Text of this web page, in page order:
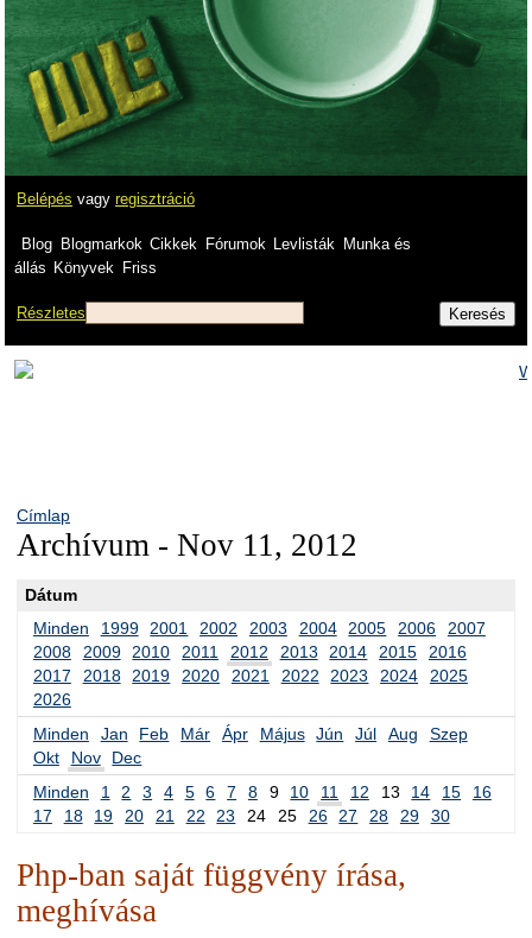
Belépés vagy regisztráció
Blog Blogmarkok Cikkek Fórumok Levlisták
Munka és
állás Könyvek Friss
Részletes
Címlap
Archívum - Nov 11, 2012
Dátum
Minden
1999 2001 2002 2003 2004 2005 2006
2007
2008
2009 2010 2011 2012 2013 2014 2015
2016
2017
2018 2019 2020 2021 2022 2023 2024
2025
2026
Minden
Jan Feb Már Ápr Május Jún Júl Aug
Szep
Okt
Nov
Dec
Minden
1 2 3 4 5 6 7 8 9 10 11 12 13 14 15
16
17
18 19 20 21 22 23 24 25 26 27 28 29 30
Php-ban saját függvény írása,
meghívása